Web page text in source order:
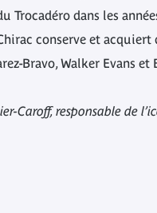
Trocadéro dans les
conserve et
Bravo, Walker Evans et
Caroff, responsable de